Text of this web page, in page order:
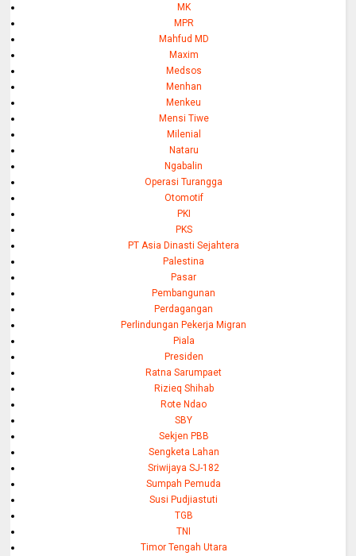
MK
MPR
Mahfud MD
Maxim
Medsos
Menhan
Menkeu
Mensi Tiwe
Milenial
Nataru
Ngabalin
Operasi Turangga
Otomotif
PKI
PKS
PT Asia Dinasti Sejahtera
Palestina
Pasar
Pembangunan
Perdagangan
Perlindungan Pekerja Migran
Piala
Presiden
Ratna Sarumpaet
Rizieq Shihab
Rote Ndao
SBY
Sekjen PBB
Sengketa Lahan
Sriwijaya SJ-182
Sumpah Pemuda
Susi Pudjiastuti
TGB
TNI
Timor Tengah Utara